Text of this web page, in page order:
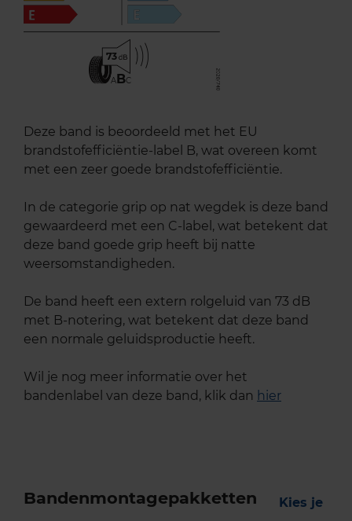
73
ABC
Deze band is beoordeeld met het EU
brandstofefficiëntie-label B, wat overeen komt
met een zeer goede brandstofefficiëntie.
In de categorie grip op nat wegdek is deze band
gewaardeerd met een C-label, wat betekent dat
deze band goede grip heeft bij natte
weersomstandigheden.
De band heeft een extern rolgeluid van 73 dB
met B-notering, wat betekent dat deze band
een normale geluidsproductie heeft.
Wil je nog meer informatie over het
bandenlabel van deze band, klik dan hier
Bandenmontagepakketten
Kies je